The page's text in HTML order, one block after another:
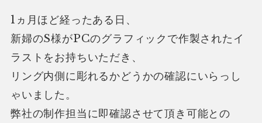
1ヵ月ほど経ったある日、
新婦のS様がPCのグラフィックで作製されたイ
ラストをお持ちいただき、
リング内側に彫れるかどうかの確認にいらっし
ゃいました。
弊社の制作担当に即確認させて頂き可能との